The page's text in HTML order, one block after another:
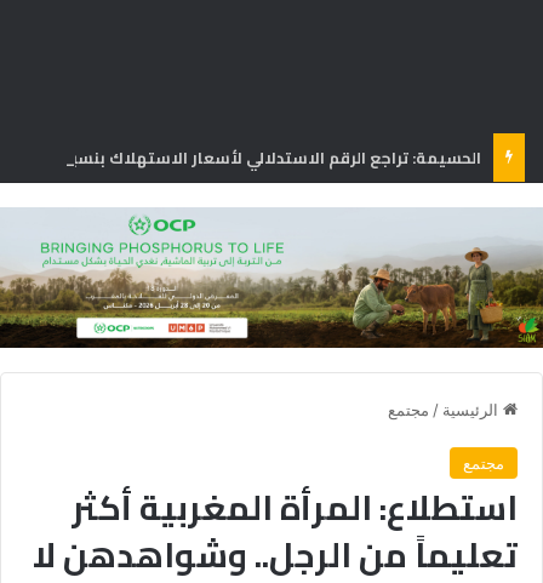
الرئيسية / مجتمع
مجتمع
استطلاع: المرأة المغربية أكثر
تعليماً من الرجل.. وشواهدهن لا